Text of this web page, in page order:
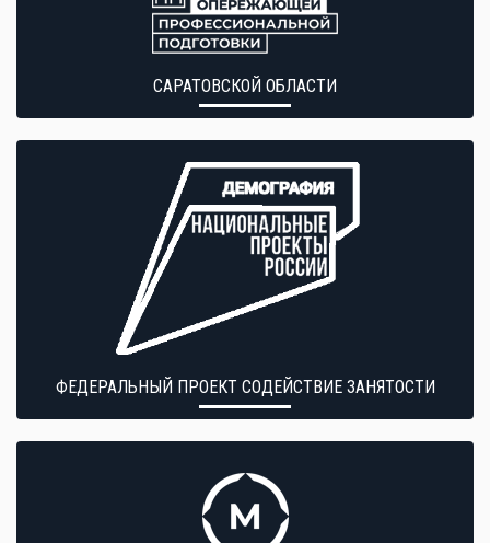
САРАТОВСКОЙ ОБЛАСТИ
ФЕДЕРАЛЬНЫЙ ПРОЕКТ СОДЕЙСТВИЕ ЗАНЯТОСТИ